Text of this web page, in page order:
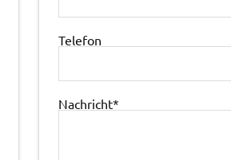
Telefon
Nachricht*